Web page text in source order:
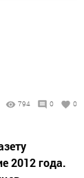
794 0 0
2012 года.